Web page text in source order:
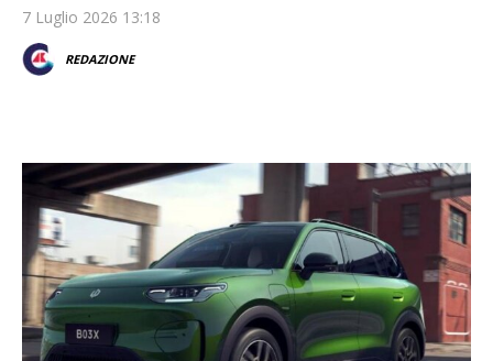
7 Luglio 2026 13:18
REDAZIONE